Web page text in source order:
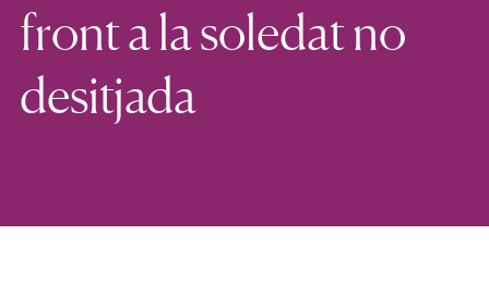
front a la soledat no
desitjada